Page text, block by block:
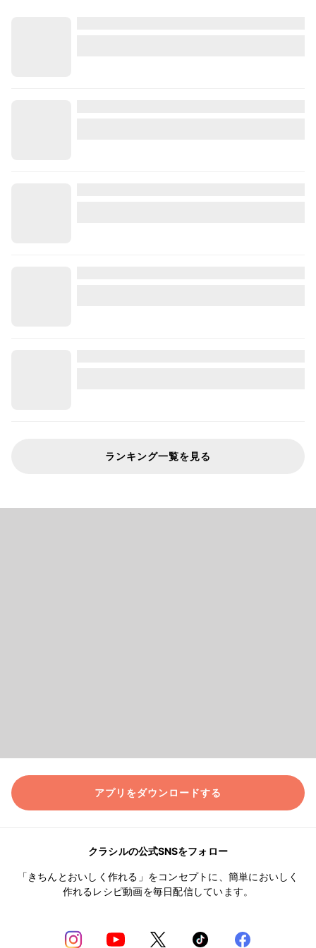
ランキング一覧を見る
アプリをダウンロードする
クラシルの公式SNSをフォロー
「きちんとおいしく作れる」をコンセプトに、簡単においしく
作れるレシピ動画を毎日配信しています。